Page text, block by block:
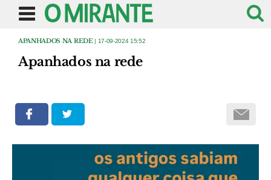
APANHADOS NA REDE| 17-09-2024 15:52
Apanhados na rede